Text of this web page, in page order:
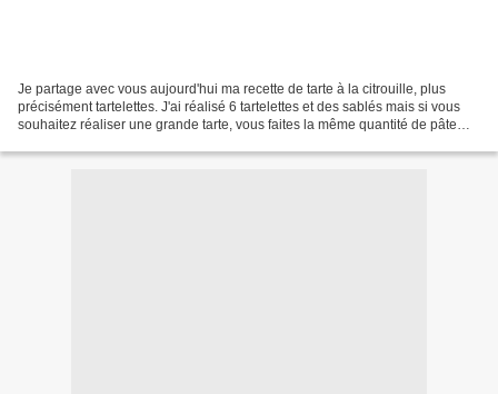
Je partage avec vous aujourd'hui ma recette de tarte à la citrouille, plus
précisément tartelettes. J'ai réalisé 6 tartelettes et des sablés mais si vous
souhaitez réaliser une grande tarte, vous faites la même quantité de pâte